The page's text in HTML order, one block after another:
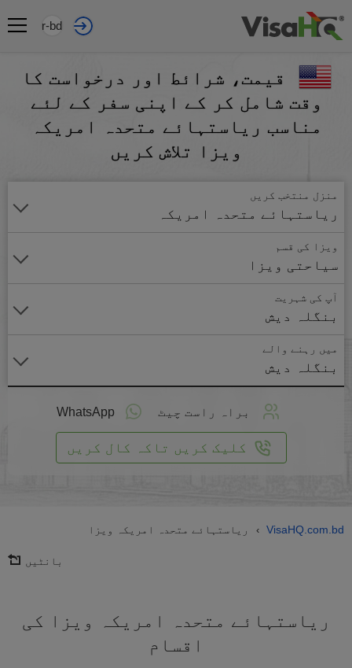
ur-bd
قیمت، شرائط اور درخواست کا
وقت شامل کر کے اپنی سفر کے لئے
مناسب ریاستہائے متحدہ امریکہ
ویزا تلاش کریں
منزل منتخب کریں
ریاستہائے متحدہ امریکہ
ویزا کی قسم
سیاحتی ویزا
آپ کی شہریت
بنگلہ دیش
میں رہنے والے
بنگلہ دیش
براہ راست چیٹ WhatsApp
کلیک کریں تاکہ کال کریں
VisaHQ.com.bd
› ریاستہائے متحدہ امریکہ ویزا
بانٹیں
ریاستہائے متحدہ امریکہ ویزا کی
اقسام